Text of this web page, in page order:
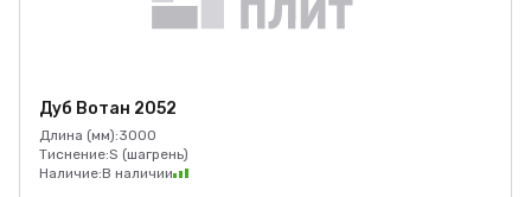
Дуб Вотан 2052
Длина (мм):3000
Тиснение:S (шагрень)
Наличие:В наличии